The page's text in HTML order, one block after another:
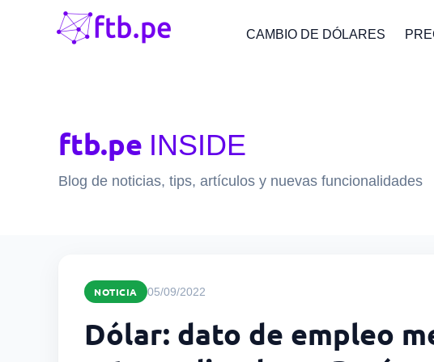
CAMBIO DE DÓLARES
ftb.pe INSIDE
Blog de noticias, tips, artículos y nuevas funcionalidades
NOTICIA 05/09/2022
Dólar: dato de empleo